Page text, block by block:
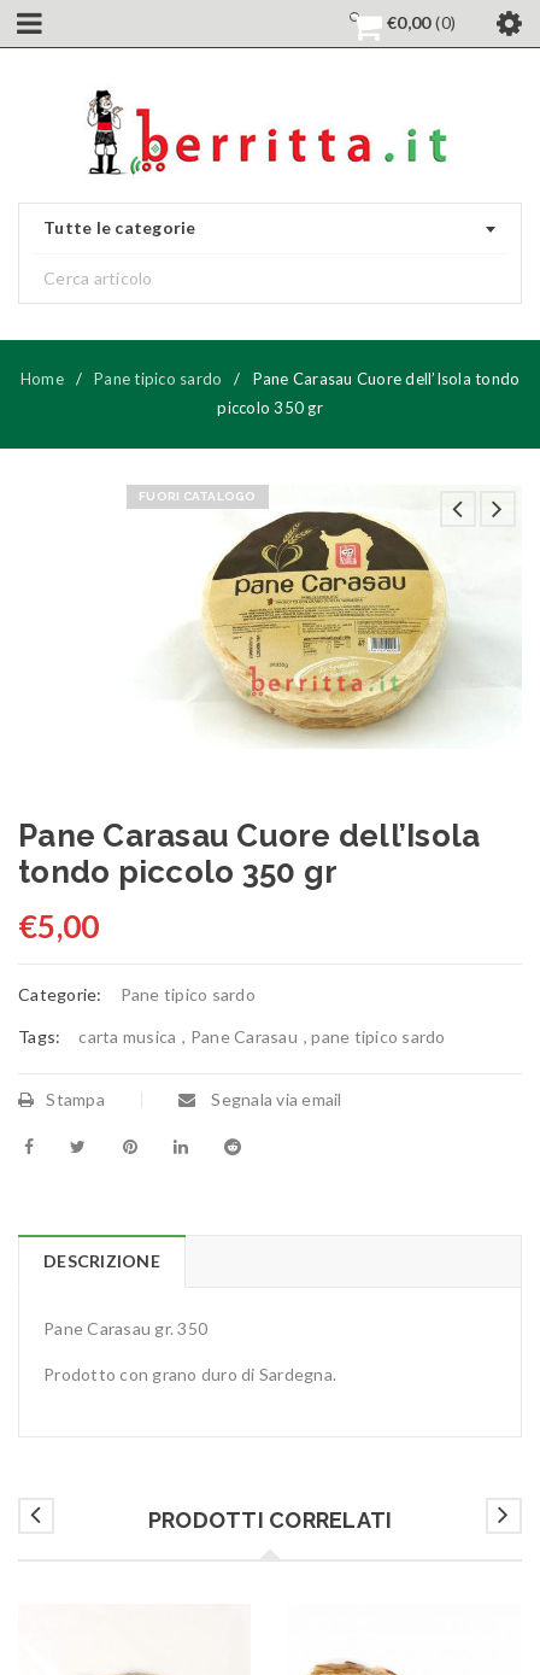
€0,00 0
Tutte le categorie
Home / Pane tipico sardo /
Pane Carasau Cuore dell’Isola tondo
piccolo 350 gr
FUORI CATALOGO
Pane Carasau Cuore dell’Isola
tondo piccolo 350 gr
€5,00
Categorie: Pane tipico sardo
Tags: carta musica , Pane Carasau ,pane tipico sardo
Stampa Segnala via email
DESCRIZIONE
Pane Carasau gr. 350
Prodotto con grano duro di Sardegna.
PRODOTTI CORRELATI